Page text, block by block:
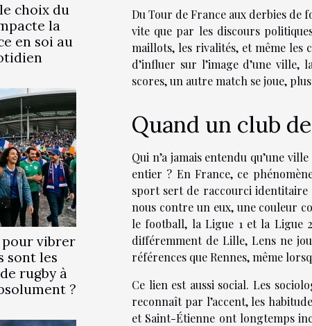
choix du
la
en soi au
pour vibrer
sont les
rugby à
?
Du Tour de France aux derbies
vite que par les discours
maillots, les rivalités, et même
d’influer sur l’image d’une ville,
scores, un autre match se joue,
Quand un club
Qui n’a jamais entendu qu’une
entier ? En France, ce
sport sert de raccourci identitaire
nous contre un eux, une couleur
le football, la Ligue 1 et la Ligue
différemment de Lille, Lens ne
références que Rennes, même
Ce lien est aussi social. Les
reconnaît par l’accent, les
et Saint-Étienne ont longtemps